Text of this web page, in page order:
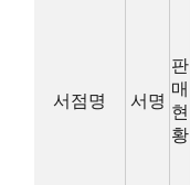
서점명 서명
판
매
현
황